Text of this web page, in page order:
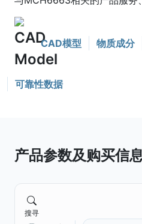
CAD模型 物质成分
可靠性数据
产品参数及购买信
搜寻